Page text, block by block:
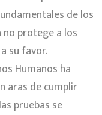
de los
protege a los
su favor.
Humanos ha
aras de cumplir
pruebas se